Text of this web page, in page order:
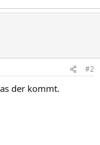
#2
der kommt.